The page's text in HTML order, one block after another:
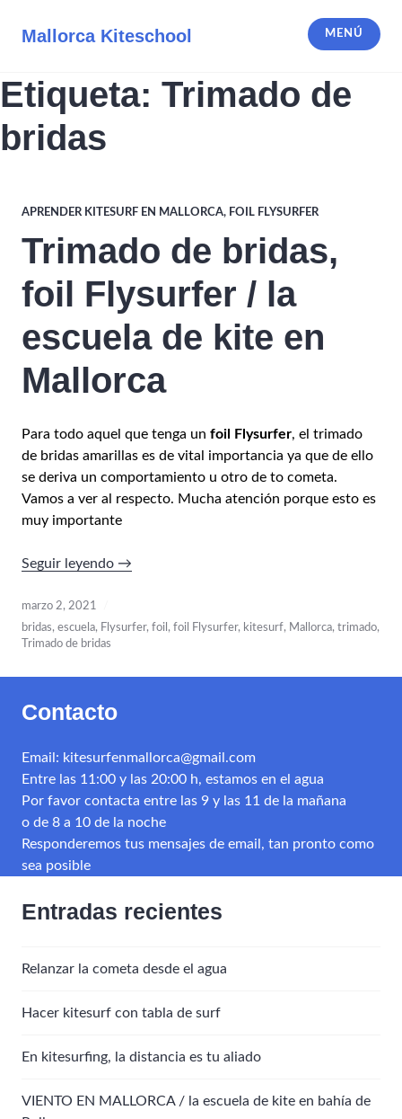
Mallorca Kiteschool MENÚ
Etiqueta: Trimado de
bridas
APRENDER KITESURF EN MALLORCA, FOIL FLYSURFER
Trimado de bridas,
foil Flysurfer / la
escuela de kite en
Mallorca
Para todo aquel que tenga un foil Flysurfer, el trimado
de bridas amarillas es de vital importancia ya que de ello
se deriva un comportamiento u otro de to cometa.
Vamos a ver al respecto. Mucha atención porque esto es
muy importante
Seguir leyendo «Trimado
foil
escuela
kite
en
Mallorca»
→
marzo 2, 2021
bridas, escuela, Flysurfer, foil , foil Flysurfer, kitesurf, Mallorca, trimado,
Trimado de bridas
Contacto
Email: kitesurfenmallorca@gmail.com
Entre las 11:00 y las 20:00 h, estamos en el agua
Por favor contacta entre las 9 y las 11 de la mañana
o de 8 a 10 de la noche
Responderemos tus mensajes de email, tan pronto como
sea posible
Entradas recientes
Relanzar la cometa desde el agua
Hacer kitesurf con tabla de surf
En kitesurfing, la distancia es tu aliado
VIENTO EN MALLORCA / la escuela de kite en bahía de